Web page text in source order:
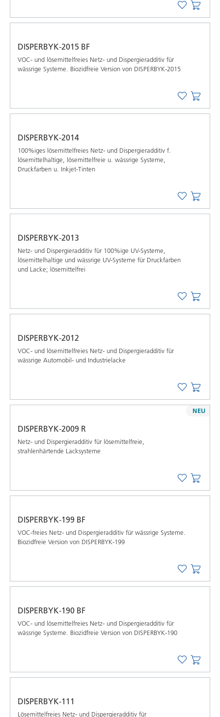
DISPERBYK-2015 BF
VOC- und lösemittelfreies Netz- und Dispergieradditiv für
wässrige Systeme. Biozidfreie Version von DISPERBYK-2015
DISPERBYK-2014
100%iges lösemittelfreies Netz- und Dispergieradditiv f.
lösemittelhaltige, lösemittelfreie u. wässrige Systeme,
Druckfarben u. Inkjet-Tinten
DISPERBYK-2013
Netz- und Dispergieradditiv für 100%ige UV-Systeme,
lösemittelhaltige und wässrige UV-Systeme für Druckfarben
und Lacke; lösemittelfrei
DISPERBYK-2012
VOC- und lösemittelfreies Netz- und Dispergieradditiv für
wässrige Automobil- und Industrielacke
DISPERBYK-2009 R
Netz- und Dispergieradditiv für lösemittelfreie,
strahlenhärtende Lacksysteme
NEU
DISPERBYK-199 BF
VOC-freies Netz- und Dispergieradditiv für wässrige Systeme.
Biozidfreie Version von DISPERBYK-199
DISPERBYK-190 BF
VOC- und lösemittelfreies Netz- und Dispergieradditiv für
wässrige Systeme. Biozidfreie Version von DISPERBYK-190
DISPERBYK-111
Lösemittelfreies Netz- und Dispergieradditiv für